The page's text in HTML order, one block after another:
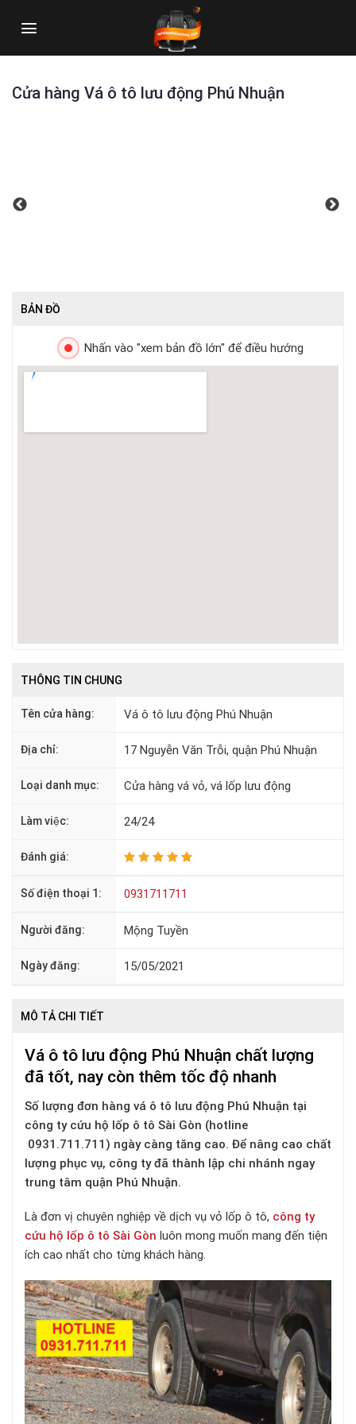
Cửa hàng Vá ô tô lưu động Phú Nhuận
BẢN ĐỒ
Nhấn vào "xem bản đồ lớn" để điều hướng
THÔNG TIN CHUNG
Tên cửa hàng: Vá ô tô lưu động Phú Nhuận
Địa chỉ: 17 Nguyễn Văn Trỗi, quận Phú Nhuận
Loại danh mục: Cửa hàng vá vỏ, vá lốp lưu động
Làm việc: 24/24
Đánh giá:
Số điện thoại 1: 0931711711
Người đăng: Mộng Tuyền
Ngày đăng: 15/05/2021
MÔ TẢ CHI TIẾT
Vá ô tô lưu động Phú Nhuận chất lượng
đã tốt, nay còn thêm tốc độ nhanh
Số lượng đơn hàng vá ô tô lưu động Phú Nhuận tại
công ty cứu hộ lốp ô tô Sài Gòn (hotline
0931.711.711) ngày càng tăng cao. Để nâng cao chất
lượng phục vụ, công ty đã thành lập chi nhánh ngay
trung tâm quận Phú Nhuận.
Là đơn vị chuyên nghiệp về dịch vụ vỏ lốp ô tô, công ty
cứu hộ lốp ô tô Sài Gòn luôn mong muốn mang đến tiện
ích cao nhất cho từng khách hàng.